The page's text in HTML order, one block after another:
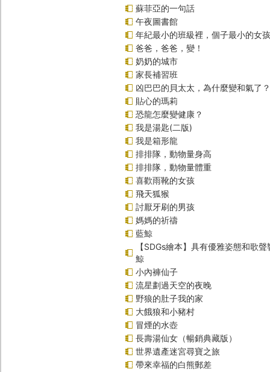
蘇菲亞的一句話
午夜圖書館
年紀最小的班級裡，個子最小的女
爸爸，爸爸，變！
奶奶的城市
家長補習班
凶巴巴的貝太太，為什麼變和氣了？
貼心的瑪莉
恐龍怎麼變健康？
我是湯匙(二版)
我是箱形龍
排排隊，動物量身高
排排隊，動物量體重
喜歡雨靴的女孩
飛天狐猴
討厭牙刷的男孩
媽媽的祈禱
藍鯨
【SDGs繪本】具有優雅姿態和歌
鯨
小內褲仙子
流星劃過天空的夜晚
野狼的肚子我的家
大餓狼和小豬村
冒煙的水壺
長壽湯仙女（暢銷典藏版）
世界遺產迷宮尋寶之旅
帶來幸福的白熊郵差